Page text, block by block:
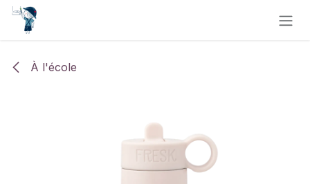
Se rendre au contenu
À l'école